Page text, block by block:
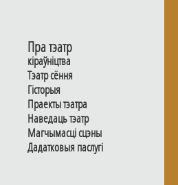
Пра тэатр
кіраўніцтва
Тэатр сёння
Гiсторыя
Праекты тэатра
Наведаць тэатр
Магчымасцi сцэны
Дадаткoвыя паслугi